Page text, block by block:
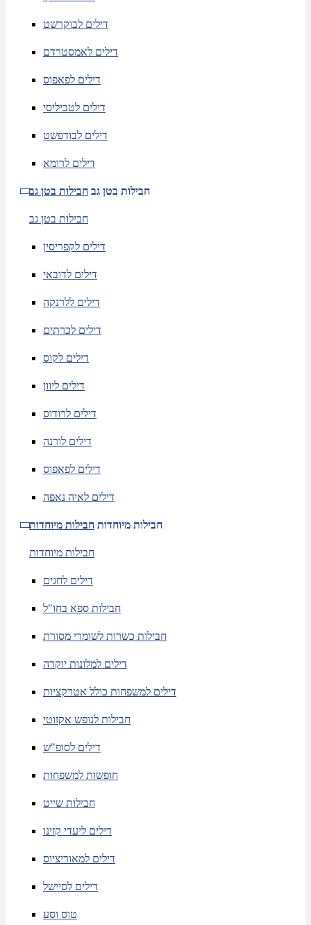
דילים לבוקרשט
דילים לאמסטרדם
דילים לפאפוס
דילים לטביליסי
דילים לבודפשט
דילים לרומא
חבילות בטן גב חבילות בטן גב
חבילות בטן גב
דילים לקפריסין
דילים לדובאי
דילים ללרנקה
דילים לכרתים
דילים לקוס
דילים ליוון
דילים לרודוס
דילים לורנה
דילים לפאפוס
דילים לאיה נאפה
חבילות מיוחדות חבילות מיוחדות
חבילות מיוחדות
דילים לחגים
חבילות ספא בחו"ל
חבילות כשרות לשומרי מסורת
דילים למלונות יוקרה
דילים למשפחות כולל אטרקציות
חבילות לנופש אקזוטי
דילים לסופ"ש
חופשות למשפחות
חבילות שייט
דילים ליעדי קזינו
דילים למאוריציוס
דילים לסיישל
טוס וסע